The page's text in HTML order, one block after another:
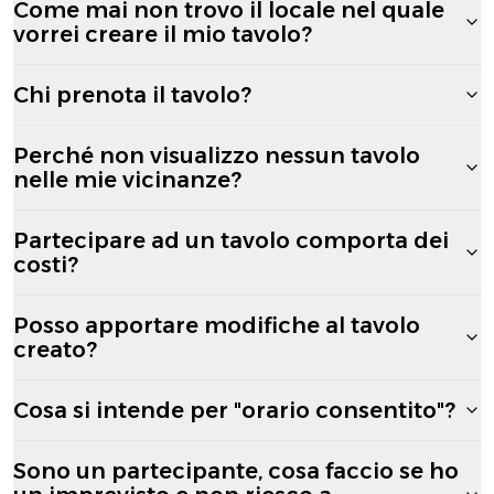
Come mai non trovo il locale nel quale
vorrei creare il mio tavolo?
Chi prenota il tavolo?
Perché non visualizzo nessun tavolo
nelle mie vicinanze?
Partecipare ad un tavolo comporta dei
costi?
Posso apportare modifiche al tavolo
creato?
Cosa si intende per "orario consentito"?
Sono un partecipante, cosa faccio se ho